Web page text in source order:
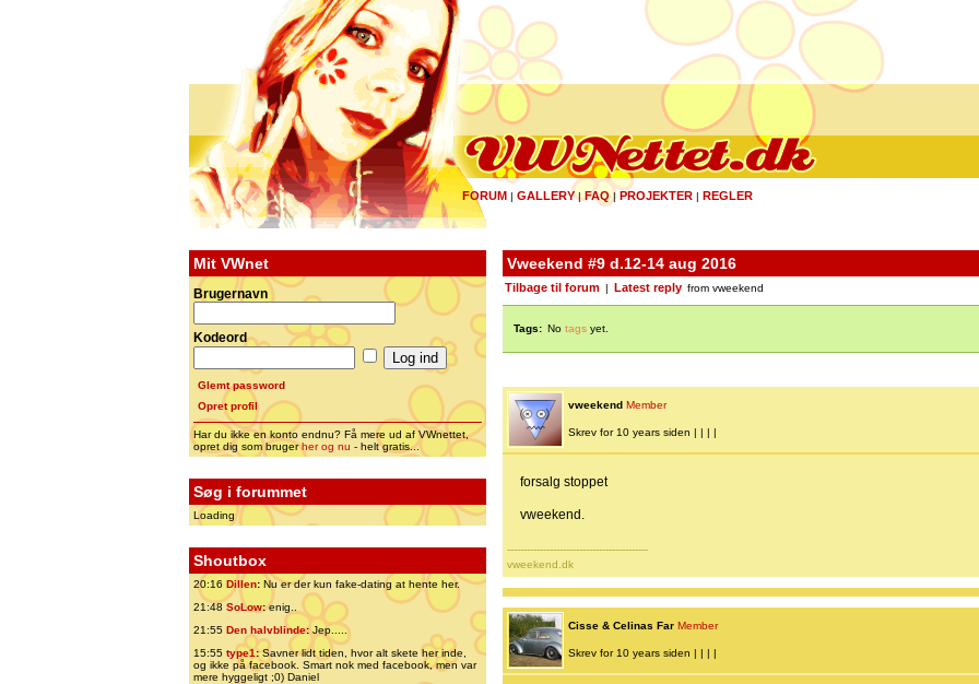
FORUM | GALLERY|FAQ | PROJEKTER | REGLER
Mit VWnet
Brugernavn
Kodeord
Glemt password
Opret profil
Har du ikke en konto endnu? Få mere ud af VWnettet,
opret dig som brugerher og nu - helt gratis...
Søg i forummet
Loading
Shoutbox
20:16 Dillen: Nu er der kun fake-dating at hente her.
21:48 SoLow:enig..
21:55 Den halvblinde:Jep.....
15:55 type1:Savner lidt tiden, hvor alt skete her inde,
og ikke på facebook. Smart nok med facebook, men var
mere hyggeligt ;0) Daniel
Vweekend #9 d.12-14 aug 2016
Tilbage til forum Latest reply from vweekend
Tags: No tags yet.
vweekend Member
Skrev for 10 years siden | | | |
forsalg stoppet
vweekend.
-------------------------------------------
vweekend.dk
Cisse & Celinas Far Member
Skrev for 10 years siden | | | |